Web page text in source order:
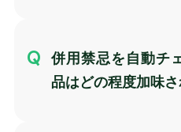
併用禁忌を自動チ
品はどの程度加味さ